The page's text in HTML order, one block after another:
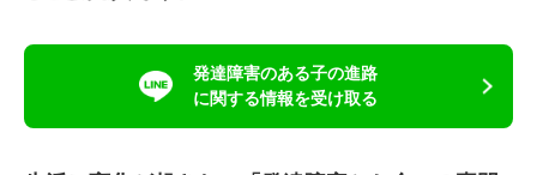
発達障害のある子の進路
に関する情報を受け取る